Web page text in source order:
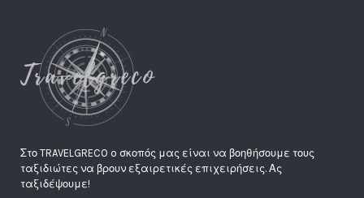
Στο TRAVELGRECO o σκοπός μας είναι να βοηθήσουμε τους
ταξιδιώτες να βρουν εξαιρετικές επιχειρήσεις. Ας
ταξιδέψουμε!